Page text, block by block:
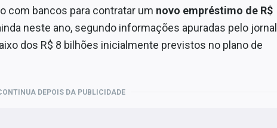
com bancos para contratar um novo empréstimo de R$
neste ano, segundo informações apuradas pelo jornal
dos R$ 8 bilhões inicialmente previstos no plano de
DEPOIS DA PUBLICIDADE